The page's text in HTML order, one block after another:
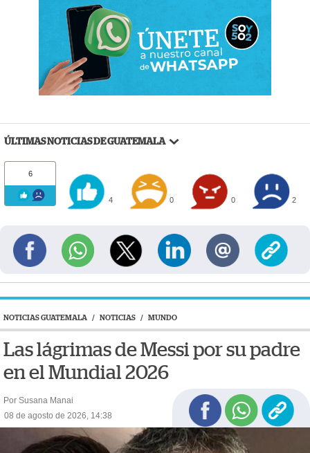
ÚLTIMAS NOTICIAS DE GUATEMALA
6
4 0 0 2
NOTICIAS GUATEMALA / NOTICIAS / MUNDO
Las lágrimas de Messi por su padre
en el Mundial 2026
Por Susana Manai
08 de agosto de 2026, 14:38